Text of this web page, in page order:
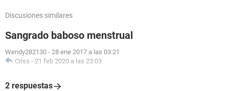
Discusiones similares
Sangrado baboso menstrual
Wendy282130 - 28 ene 2017 a las 03:21
Criss - 21 feb 2020 a las 23:03
2 respuestas